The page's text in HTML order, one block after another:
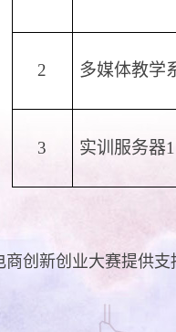
2 多媒体教学
3 实训服务器
创新创业大赛提供